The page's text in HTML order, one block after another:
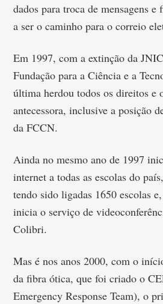
dados para troca de mensagens
a ser o caminho para o correio
Em 1997, com a extinção da
Fundação para a Ciência e a
última herdou todos os direitos e
antecessora, inclusive a posição
da FCCN.
Ainda no mesmo ano de 1997
internet a todas as escolas do
tendo sido ligadas 1650 escolas
inicia o serviço de
Colibri.
Mas é nos anos 2000, com o
da fibra ótica, que foi criado o
Emergency Response Team), o